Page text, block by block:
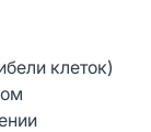
клеток)